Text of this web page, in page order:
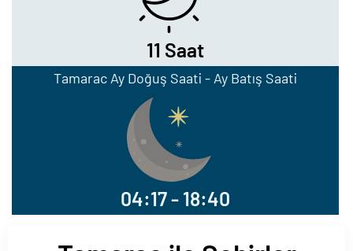
11 Saat
Tamarac Ay Doğuş Saati - Ay Batış Saati
04:17 - 18:40